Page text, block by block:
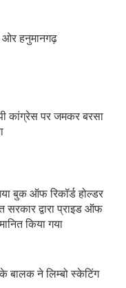
ओर हनुमानगढ़
कांग्रेस पर जमकर बरसा
बुक ऑफ रिकॉर्ड होल्डर
सरकार द्वारा प्राइड ऑफ
किया गया
बालक ने लिम्बो स्केटिंग